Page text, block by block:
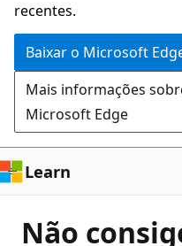
recentes.
Baixar o Microsoft
Mais informações
Microsoft Edge
Learn
Não